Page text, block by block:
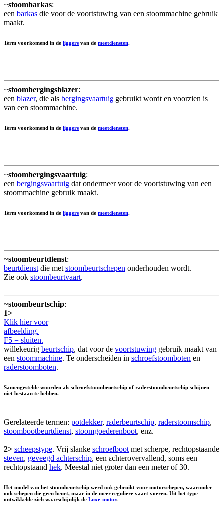
~stoombarkas:
een barkas die voor de voortstuwing van een stoommachine gebruik
maakt.
Term voorkomend in de liggers van de meetdiensten.
~stoombergingsblazer:
een blazer, die als bergingsvaartuig gebruikt wordt en voorzien is
van een stoommachine.
Term voorkomend in de liggers van de meetdiensten.
~stoombergingsvaartuig:
een bergingsvaartuig dat ondermeer voor de voortstuwing van een
stoommachine gebruik maakt.
Term voorkomend in de liggers van de meetdiensten.
~stoombeurtdienst:
beurtdienst die met stoombeurtschepen onderhouden wordt.
Zie ook stoombeurtvaart.
~stoombeurtschip:
1>
Klik hier voor
afbeelding.
F5 = sluiten.
willekeurig beurtschip, dat voor de voortstuwing gebruik maakt van
een stoommachine. Te onderscheiden in schroefstoomboten en
raderstoomboten.
Samengestelde woorden als schroefstoombeurtschip of raderstoombeurtschip schijnen
niet bestaan te hebben.
Gerelateerde termen: potdekker, raderbeurtschip, raderstoomschip,
stoombootbeurtdienst, stoomgoederenboot, enz.
2> scheepstype. Vrij slanke schroefboot met scherpe, rechtopstaande
steven, geveegd achterschip, een achterovervallend, soms een
rechtopstaand hek. Meestal niet groter dan een meter of 30.
Het model van het stoombeurtschip werd ook gebruikt voor motorschepen, waaronder
ook schepen die geen beurt, maar in de meer reguliere vaart voeren. Uit het type
ontwikkelde zich waarschijnlijk de Luxe-motor.